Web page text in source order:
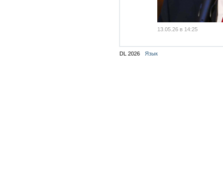
13.05.26 в 14:25
DL 2026 Язык